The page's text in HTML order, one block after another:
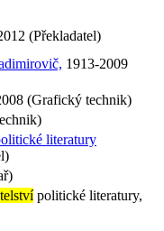
(Překladatel)
1913-2009
(Grafický technik)
literatury
politické literatury,